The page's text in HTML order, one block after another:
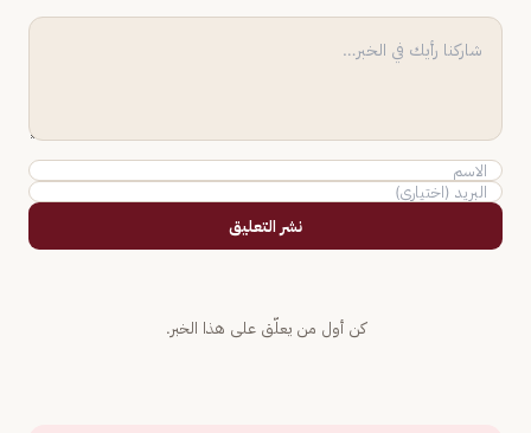
نشر التعليق
كن أول من يعلّق على هذا الخبر.